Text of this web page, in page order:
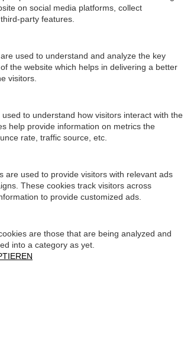
on social media platforms, collect
party features.
used to understand and analyze the key
the website which helps in delivering a better
visitors.
to understand how visitors interact with the
help provide information on metrics the
rate, traffic source, etc.
are used to provide visitors with relevant ads
These cookies track visitors across
to provide customized ads.
are those that are being analyzed and
into a category as yet.